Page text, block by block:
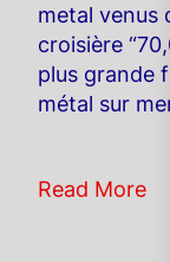
metal venus
croisière
plus grande
métal sur
Read More